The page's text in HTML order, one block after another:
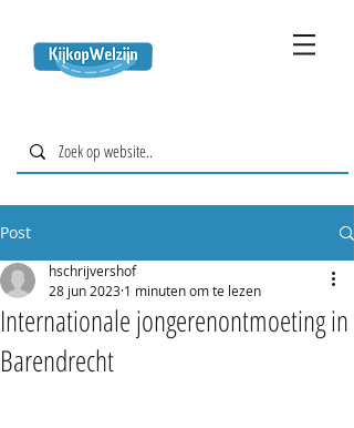
Post
Internationale jongerenontmoeting in
Barendrecht
hschrijvershof
28 jun 2023 1 minuten om te lezen